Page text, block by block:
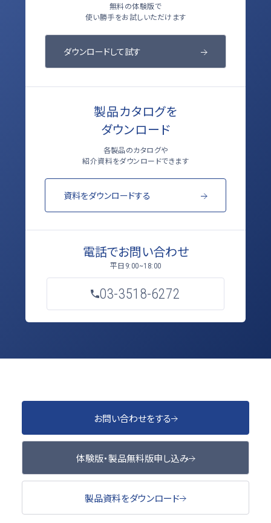
無料の体験版で
使い勝手をお試しいただけます
ダウンロードして試す
製品カタログを
ダウンロード
各製品のカタログや
紹介資料をダウンロードできます
資料をダウンロードする
電話でお問い合わせ
平日 9:00~18:00
03-3518-6272
お問い合わせをする
体験版・製品無料版申し込み
製品資料をダウンロード